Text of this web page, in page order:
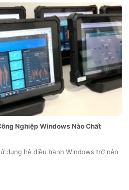
Nghiệp Windows Nào Chất
dụng hệ điều hành Windows trở nên